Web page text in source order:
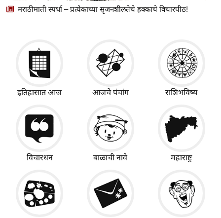
मराठीमाती स्पर्धा – प्रत्येकाच्या सृजनशीलतेचे हक्काचे विचारपीठ!
इतिहासात आज आजचे पंचांग राशिभविष्य
विचारधन बाळाची नावे महाराष्ट्र